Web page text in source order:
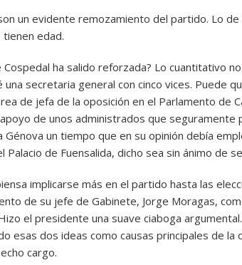
un evidente remozamiento del partido. Lo de
edad.
Cospedal ha salido reforzada? Lo cuantitativo
secretaria general con cinco vices. Puede
de jefa de la oposición en el Parlamento de
de unos administrados que seguramente
Génova un tiempo que en su opinión debía
de Fuensalida, dicho sea sin ánimo de
implicarse más en el partido hasta las
de su jefe de Gabinete, Jorge Moragas,
el presidente una suave ciaboga
esas dos ideas como causas principales de la
cargo.